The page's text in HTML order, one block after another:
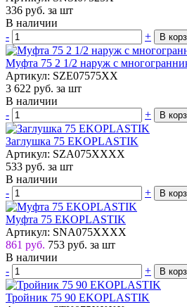
336 руб. за шт
В наличии
-
+ В
Муфта 75 2 1/2 наруж с
Артикул: SZE07575XX
3 622 руб. за шт
В наличии
-
+ В
Заглушка 75 EKOPLASTIK
Артикул: SZA075XXXX
533 руб. за шт
В наличии
-
+ В
Муфта 75 EKOPLASTIK
Артикул: SNA075XXXX
861 руб. 753 руб. за шт
В наличии
-
+ В
Тройник 75 90 EKOPLASTIK